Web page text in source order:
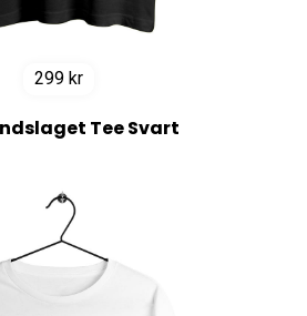
299 kr
Tee Svart